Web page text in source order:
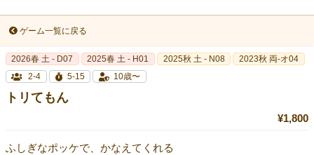
ゲーム一覧に戻る
2026春 土 - D07 2025春 土 - H01 2025秋 土 - N08
2023秋 両-オ04
2-4
5-15 10歳〜
トリてもん
¥1,800
ふしぎなポッケで、かなえてくれる